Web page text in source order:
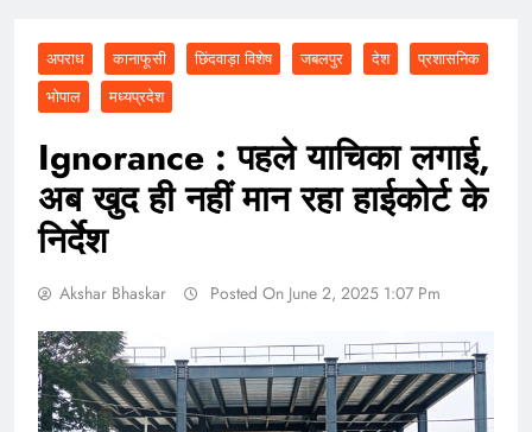
अपराध कानाफूसी छिंदवाड़ा विशेष जबलपुर देश
प्रशासनिक
भोपाल
मध्यप्रदेश
Ignorance : पहले याचिका लगाई,
अब खुद ही नहीं मान रहा हाईकोर्ट के
निर्देश
Akshar Bhaskar Posted On June 2, 2025 1:07 Pm